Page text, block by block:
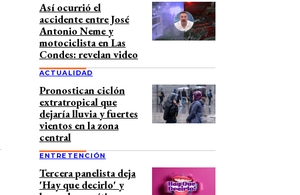
Así ocurrió el
accidente entre José
Antonio Neme y
motociclista en Las
Condes: revelan video
ACTUALIDAD
Pronostican ciclón
extratropical que
dejaría lluvia y fuertes
vientos en la zona
central
ENTRETENCIÓN
Tercera panelista deja
'Hay que decirlo' y